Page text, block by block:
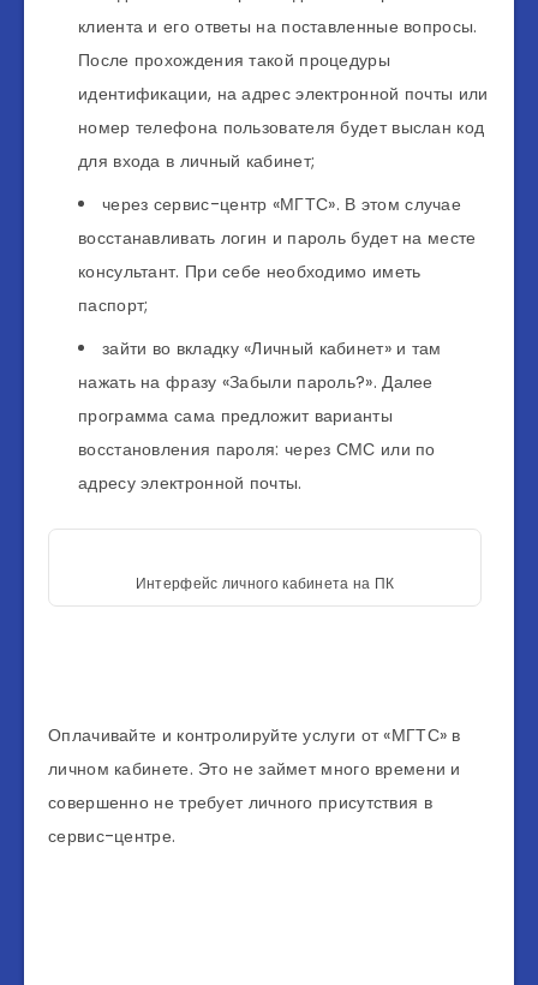
клиента и его ответы на поставленные вопросы.
После прохождения такой процедуры
идентификации, на адрес электронной почты или
номер телефона пользователя будет выслан код
для входа в личный кабинет;
через сервис-центр «МГТС». В этом случае
восстанавливать логин и пароль будет на месте
консультант. При себе необходимо иметь
паспорт;
зайти во вкладку «Личный кабинет» и там
нажать на фразу «Забыли пароль?». Далее
программа сама предложит варианты
восстановления пароля: через СМС или по
адресу электронной почты.
Интерфейс личного кабинета на ПК
Оплачивайте и контролируйте услуги от «МГТС» в
личном кабинете. Это не займет много времени и
совершенно не требует личного присутствия в
сервис-центре.